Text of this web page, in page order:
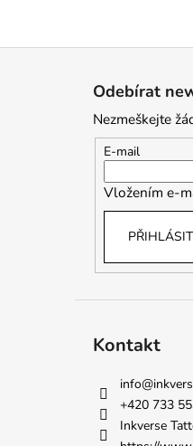
Odebírat
Nezmeškejte
E-mail
Vložením e-
Kontakt
info@
+420 733
Inkverse